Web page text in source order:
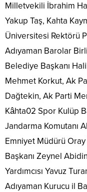
Milletvekili İbrahim
Yakup Taş, Kahta
Üniversitesi Rektörü
Adıyaman Barolar
Belediye Başkanı
Mehmet Korkut, Ak
Dağtekin, Ak Parti
Kâhta02 Spor Kulüp
Jandarma Komutanı
Emniyet Müdürü
Başkanı Zeynel
Yardımcısı Yavuz
Adıyaman Kurucu il